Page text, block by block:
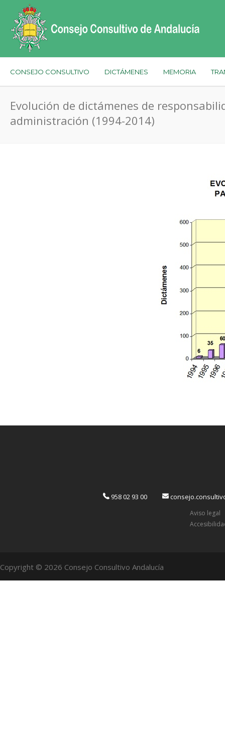
CONSEJO CONSULTIVO DICTÁMENES MEMORIA
Evolución de dictámenes de
administración (1994-2014)
958 02 93 00
Aviso legal
Copyright © 2026 Consejo Consultivo Andalucía